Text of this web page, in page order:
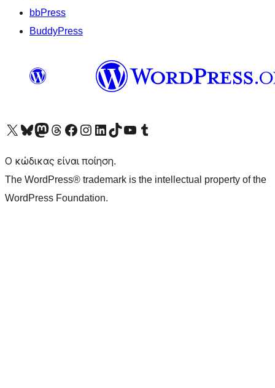
bbPress
BuddyPress
Visit our X (formerly Twitter) account
Visit our Bluesky account
Επισκεφθείτε τον λογαριασμό μας στο Mastodon
Visit our Threads account
Επισκεφτείτε τη σελίδα μας στο Facebook
Επισκεφθείτε τον λογαριασμό μας Instagram
Επισκεφθείτε τον λογαριασμό μας LinkedIn
Visit our TikTok account
Visit our YouTube channel
Visit our Tumblr account
Ο κώδικας είναι ποίηση.
The WordPress® trademark is the intellectual property of the
WordPress Foundation.